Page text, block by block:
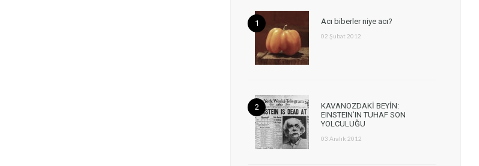
Acı biberler niye acı?
02 Şubat 2012
KAVANOZDAKİ BEYİN:
EINSTEIN’IN TUHAF SON
YOLCULUĞU
03 Aralık 2012